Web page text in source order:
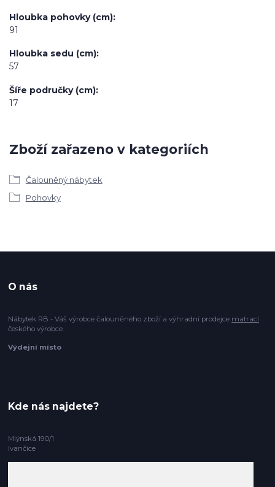
Hloubka pohovky (cm)
91
Hloubka sedu (cm)
57
Šíře područky (cm)
17
Zboží zařazeno v kategoriích
Čalouněný nábytek
Pohovky
O nás
Nábytek RB - Váš výrobce čalouněného zboží a výhradní prodejce matrací
českého výrobce.
Výdejní místo
Kde nás najdete?
Mlýnská 190/1
Ivančice